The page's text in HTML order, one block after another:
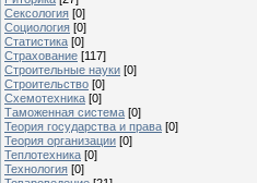
Сексология [0]
Социология [0]
Статистика [0]
Страхование [117]
Строительные науки [0]
Строительство [0]
Схемотехника [0]
Таможенная система [0]
Теория государства и права [0]
Теория организации [0]
Теплотехника [0]
Технология [0]